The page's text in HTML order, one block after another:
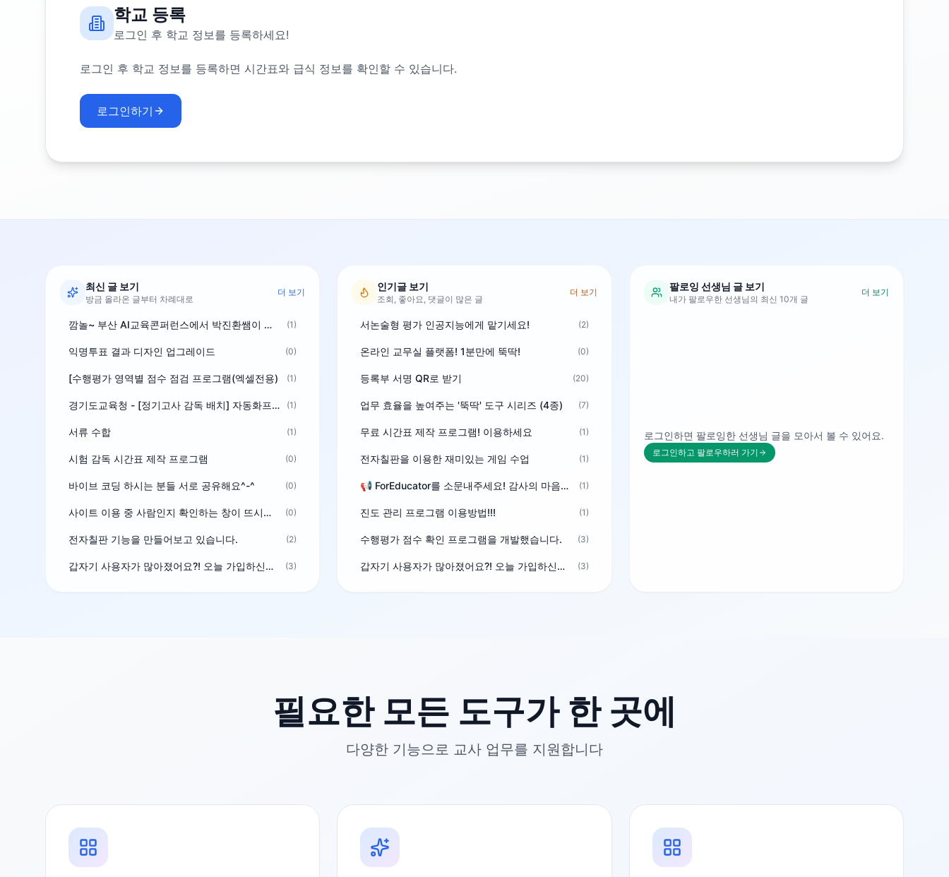
학교 등록
로그인 후 학교 정보를 등록하세요!
로그인 후 학교 정보를 등록하면 시간표와 급식 정보를 확인할 수 있습니다.
로그인하기
최신 글 보기
방금 올라온 글부터 차례대로
더 보기
깜놀~ 부산 AI교육콘퍼런스에서 박진환쌤이 상받으려 나오셨네요~ ^^ (1)
익명투표 결과 디자인 업그레이드 (0)
[수행평가 영역별 점수 점검 프로그램(엑셀전용) (1)
경기도교육청 - [정기고사 감독 배치] 자동화프로그램 보급 (1)
서류 수합 (1)
시험 감독 시간표 제작 프로그램 (0)
바이브 코딩 하시는 분들 서로 공유해요^-^ (0)
사이트 이용 중 사람인지 확인하는 창이 뜨시는 분은 알려주세요 (0)
전자칠판 기능을 만들어보고 있습니다. (2)
갑자기 사용자가 많아졌어요?! 오늘 가입하신분^^ (3)
인기글 보기
조회, 좋아요, 댓글이 많은 글
더 보기
서논술형 평가 인공지능에게 맡기세요! (2)
온라인 교무실 플랫폼! 1분만에 뚝딱! (0)
등록부 서명 QR로 받기 (20)
업무 효율을 높여주는 '뚝딱' 도구 시리즈 (4종) (7)
무료 시간표 제작 프로그램! 이용하세요 (1)
전자칠판을 이용한 재미있는 게임 수업 (1)
📢 ForEducator를 소문내주세요! 감사의 마음을 담은 포인트 선물 (1)
진도 관리 프로그램 이용방법!!! (1)
수행평가 점수 확인 프로그램을 개발했습니다. (3)
갑자기 사용자가 많아졌어요?! 오늘 가입하신분^^ (3)
팔로잉 선생님 글 보기
내가 팔로우한 선생님의 최신 10개 글
더 보기
로그인하면 팔로잉한 선생님 글을 모아서 볼 수 있어요.
로그인하고 팔로우하러 가기
필요한 모든 도구가 한 곳에
다양한 기능으로 교사 업무를 지원합니다